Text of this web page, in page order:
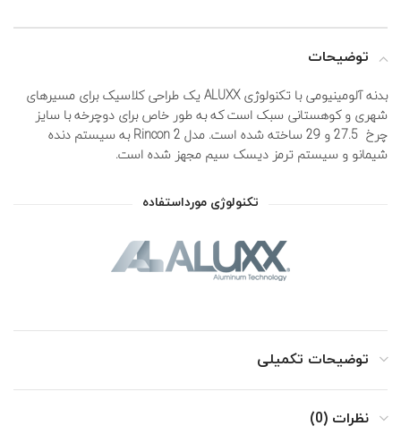
توضیحات
بدنه آلومینیومی با تکنولوژی ALUXX یک طراحی کلاسیک برای مسیرهای
شهری و کوهستانی سبک است که به طور خاص برای دوچرخه با سایز
چرخ 27.5 و 29 ساخته شده است. مدل Rincon 2 به سیستم دنده
شیمانو و سیستم ترمز دیسک سیم مجهز شده است.
تکنولوژی مورداستفاده
توضیحات تکمیلی
نظرات (0)